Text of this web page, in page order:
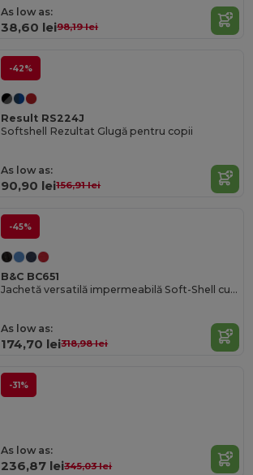
As low as:
38,60 lei98,19 lei
-42%
Result RS224J
Softshell Rezultat Glugă pentru copii
As low as:
90,90 lei156,91 lei
-45%
B&C BC651
Jachetă versatilă impermeabilă Soft-Shell cu glugă detașabilă
As low as:
174,70 lei318,98 lei
-31%
As low as:
236,87 lei345,03 lei